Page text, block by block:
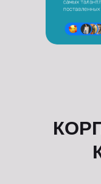
складчинах, сообщите об
mtrushko_legal@mail.ru